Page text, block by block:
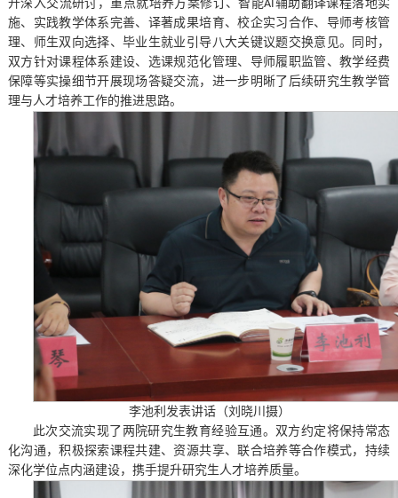
开深入交流研讨，重点就培养方案修订、智能AI辅助翻译课程落地实
施、实践教学体系完善、译著成果培育、校企实习合作、导师考核管
理、师生双向选择、毕业生就业引导八大关键议题交换意见。同时，
双方针对课程体系建设、选课规范化管理、导师履职监管、教学经费
保障等实操细节开展现场答疑交流，进一步明晰了后续研究生教学管
理与人才培养工作的推进思路。
李池利发表讲话（刘晓川摄）
此次交流实现了两院研究生教育经验互通。双方约定将保持常态
化沟通，积极探索课程共建、资源共享、联合培养等合作模式，持续
深化学位点内涵建设，携手提升研究生人才培养质量。